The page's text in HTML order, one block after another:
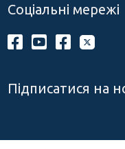
Соціальні мережі
Підписатися на